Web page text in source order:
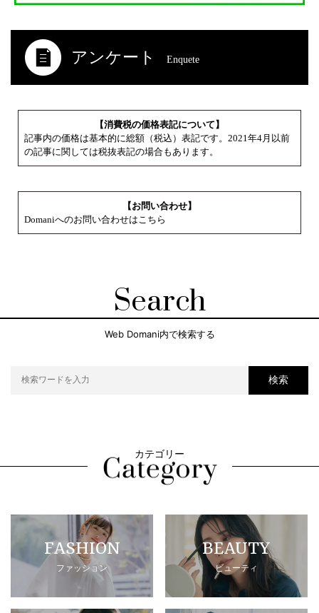
アンケート Enquete
【消費税の価格表記について】
記事内の価格は基本的に総額（税込）表記です。2021年4月以前
の記事に関しては税抜表記の場合もあります。
【お問い合わせ】
Domaniへのお問い合わせはこちら
Search
Web Domani内で検索する
検索
カテゴリー
FASHION
ファッション
BEAUTY
ビューティ